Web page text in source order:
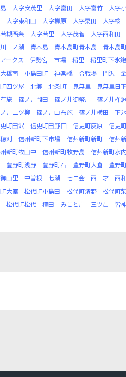
大字安茂里 大字富田 大字富竹 大字
大字東和田 大字柳原 大字栗田 大字桜
槻西条 大字若里 大字茂菅 大字西和田
一ノ瀬 青木島 青木島町青木島 青木島
アークス 伊勢宮 市場 稲里 稲里町下氷鉋
大橋南 小島田町 神楽橋 合戦場 門沢
四ツ屋 北郷 北条町 鬼無里 鬼無里日
旅 篠ノ井岡田 篠ノ井御幣川 篠ノ井杵淵
井二ツ柳 篠ノ井山布施 篠ノ井横田 下
町田沢 信更町田野口 信更町灰原 信更
刈 信州新町下市場 信州新町新町 信州
新町牧田中 信州新町牧野島 信州新町水内
豊野町浅野 豊野町石 豊野町大倉 豊野
山里 中曽根 七瀬 七二会 西三才 西
大室 松代町小島田 松代町清野 松代町柴
松代町松代 檀田 みこと川 三ツ出 皆